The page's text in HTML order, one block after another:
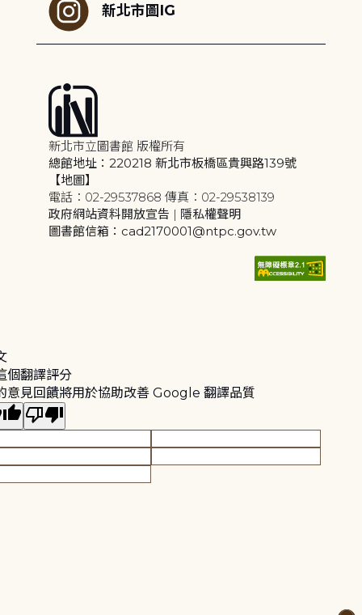
新北市圖IG
新北市立圖書館 版權所有
總館地址：220218 新北市板橋區貴興路139號
【地圖】
電話：02-29537868 傳真：02-29538139
政府網站資料開放宣告 | 隱私權聲明
圖書館信箱：cad2170001@ntpc.gov.tw
個翻譯評分
意見回饋將用於協助改善 Google 翻譯品質